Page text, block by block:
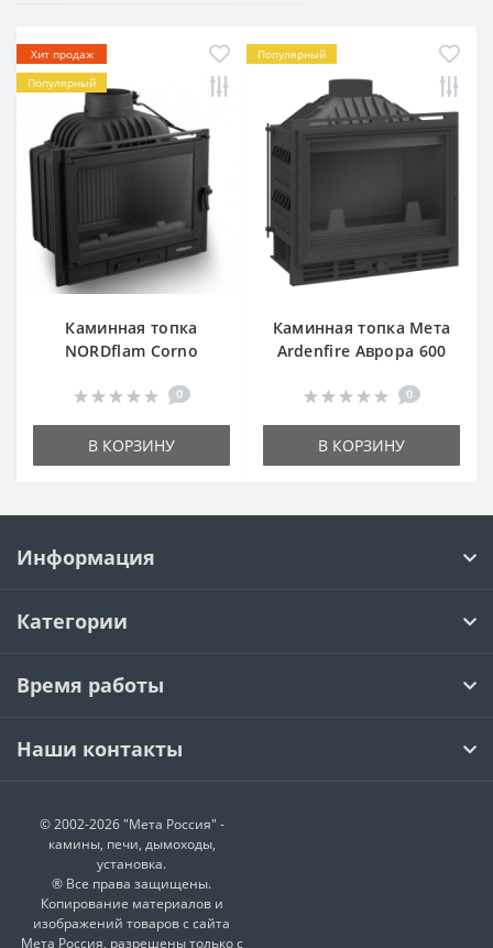
Хит продаж
Популярный
Каминная топка
NORDflam Corno
0
В КОРЗИНУ
Популярный
Каминная топка Мета
Ardenfire Аврора 600
0
В КОРЗИНУ
Информация
Категории
Время работы
Наши контакты
© 2002-2026 "Мета Россия" -
камины, печи, дымоходы,
установка.
® Все права защищены.
Копирование материалов и
изображений товаров с сайта
Мета Россия, разрешены только с